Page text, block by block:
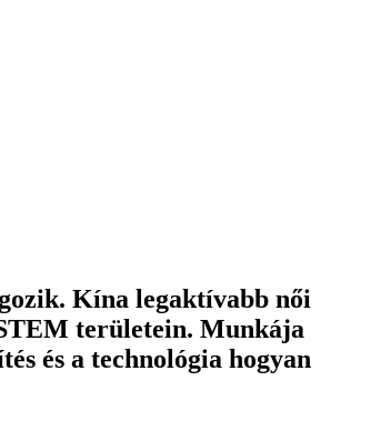
Kína legaktívabb női
területein. Munkája
és a technológia hogyan